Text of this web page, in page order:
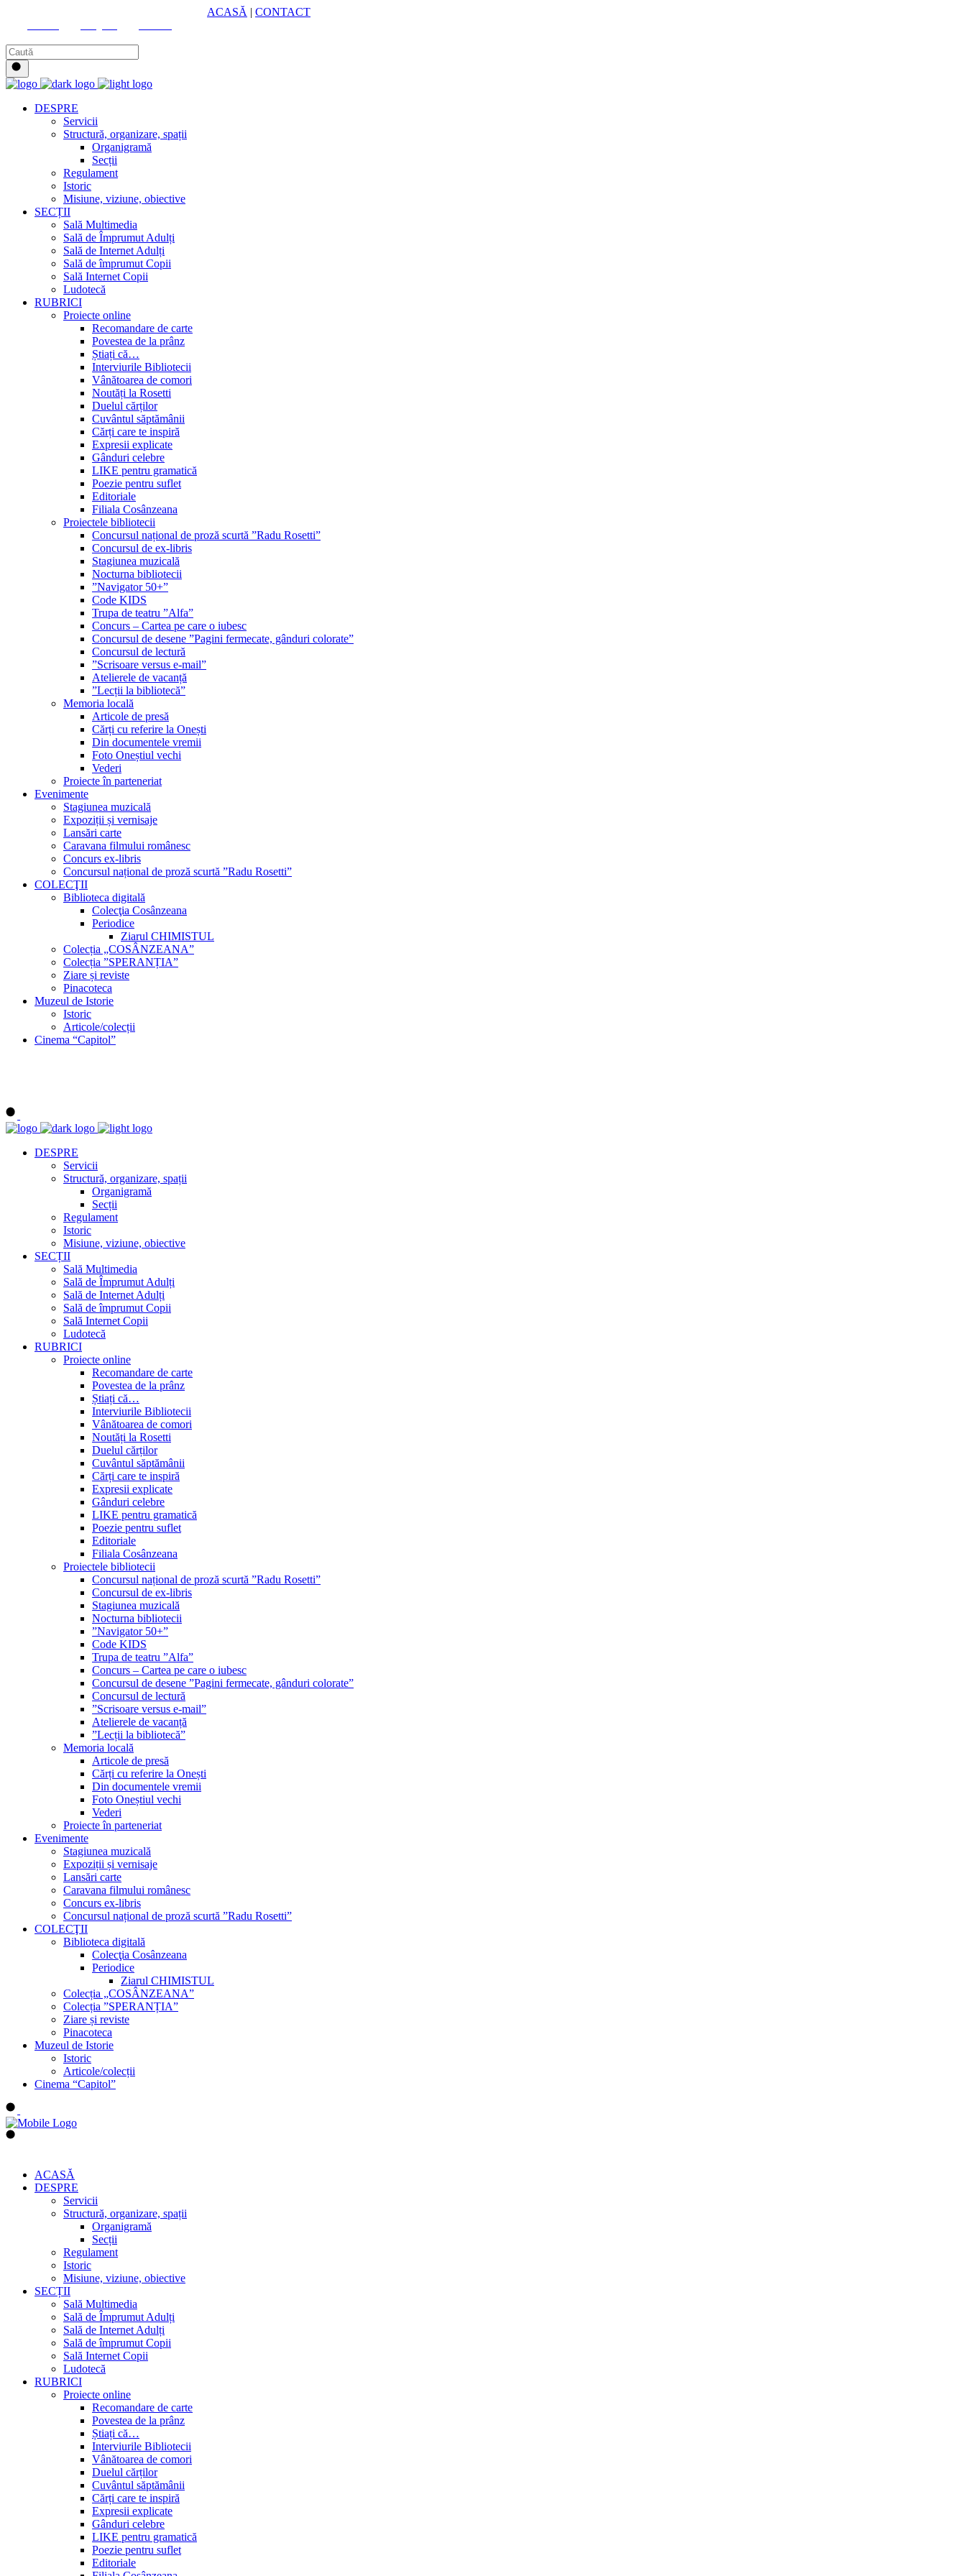
ACASĂ | CONTACT
DESPRE
Servicii
Structură, organizare, spații
Organigramă
Secții
Regulament
Istoric
Misiune, viziune, obiective
SECȚII
Sală Multimedia
Sală de Împrumut Adulți
Sală de Internet Adulți
Sală de împrumut Copii
Sală Internet Copii
Ludotecă
RUBRICI
Proiecte online
Recomandare de carte
Povestea de la prânz
Știați că…
Interviurile Bibliotecii
Vânătoarea de comori
Noutăți la Rosetti
Duelul cărților
Cuvântul săptămânii
Cărți care te inspiră
Expresii explicate
Gânduri celebre
LIKE pentru gramatică
Poezie pentru suflet
Editoriale
Filiala Cosânzeana
Proiectele bibliotecii
Concursul național de proză scurtă ”Radu Rosetti”
Concursul de ex-libris
Stagiunea muzicală
Nocturna bibliotecii
”Navigator 50+”
Code KIDS
Trupa de teatru ”Alfa”
Concurs – Cartea pe care o iubesc
Concursul de desene ”Pagini fermecate, gânduri colorate”
Concursul de lectură
”Scrisoare versus e-mail”
Atelierele de vacanță
”Lecții la bibliotecă”
Memoria locală
Articole de presă
Cărți cu referire la Onești
Din documentele vremii
Foto Oneștiul vechi
Vederi
Proiecte în parteneriat
Evenimente
Stagiunea muzicală
Expoziții și vernisaje
Lansări carte
Caravana filmului românesc
Concurs ex-libris
Concursul național de proză scurtă ”Radu Rosetti”
COLECŢII
Biblioteca digitală
Colecţia Cosânzeana
Periodice
Ziarul CHIMISTUL
Colecția „COSÂNZEANA”
Colecția ”SPERANȚIA”
Ziare și reviste
Pinacoteca
Muzeul de Istorie
Istoric
Articole/colecții
Cinema “Capitol”
DESPRE
Servicii
Structură, organizare, spații
Organigramă
Secții
Regulament
Istoric
Misiune, viziune, obiective
SECȚII
Sală Multimedia
Sală de Împrumut Adulți
Sală de Internet Adulți
Sală de împrumut Copii
Sală Internet Copii
Ludotecă
RUBRICI
Proiecte online
Recomandare de carte
Povestea de la prânz
Știați că…
Interviurile Bibliotecii
Vânătoarea de comori
Noutăți la Rosetti
Duelul cărților
Cuvântul săptămânii
Cărți care te inspiră
Expresii explicate
Gânduri celebre
LIKE pentru gramatică
Poezie pentru suflet
Editoriale
Filiala Cosânzeana
Proiectele bibliotecii
Concursul național de proză scurtă ”Radu Rosetti”
Concursul de ex-libris
Stagiunea muzicală
Nocturna bibliotecii
”Navigator 50+”
Code KIDS
Trupa de teatru ”Alfa”
Concurs – Cartea pe care o iubesc
Concursul de desene ”Pagini fermecate, gânduri colorate”
Concursul de lectură
”Scrisoare versus e-mail”
Atelierele de vacanță
”Lecții la bibliotecă”
Memoria locală
Articole de presă
Cărți cu referire la Onești
Din documentele vremii
Foto Oneștiul vechi
Vederi
Proiecte în parteneriat
Evenimente
Stagiunea muzicală
Expoziții și vernisaje
Lansări carte
Caravana filmului românesc
Concurs ex-libris
Concursul național de proză scurtă ”Radu Rosetti”
COLECŢII
Biblioteca digitală
Colecţia Cosânzeana
Periodice
Ziarul CHIMISTUL
Colecția „COSÂNZEANA”
Colecția ”SPERANȚIA”
Ziare și reviste
Pinacoteca
Muzeul de Istorie
Istoric
Articole/colecții
Cinema “Capitol”
ACASĂ
DESPRE
Servicii
Structură, organizare, spații
Organigramă
Secții
Regulament
Istoric
Misiune, viziune, obiective
SECȚII
Sală Multimedia
Sală de Împrumut Adulți
Sală de Internet Adulți
Sală de împrumut Copii
Sală Internet Copii
Ludotecă
RUBRICI
Proiecte online
Recomandare de carte
Povestea de la prânz
Știați că…
Interviurile Bibliotecii
Vânătoarea de comori
Duelul cărților
Cuvântul săptămânii
Cărți care te inspiră
Expresii explicate
Gânduri celebre
LIKE pentru gramatică
Poezie pentru suflet
Editoriale